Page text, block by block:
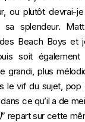
ou plutôt devrai-
splendeur.
Beach Boys et
soit également
grandi, plus
le vif du sujet, pop
ce qu’il a de
” repart sur cette